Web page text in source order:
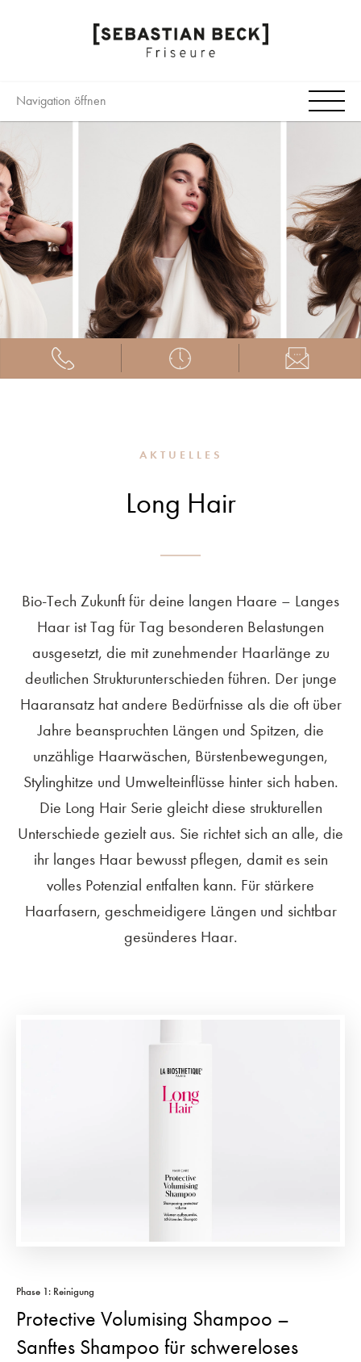
Navigation öffnen
AKTUELLES
Long Hair
Bio-Tech Zukunft für deine langen Haare – Langes
Haar ist Tag für Tag besonderen Belastungen
ausgesetzt, die mit zunehmender Haarlänge zu
deutlichen Strukturunterschieden führen. Der junge
Haaransatz hat andere Bedürfnisse als die oft über
Jahre beanspruchten Längen und Spitzen, die
unzählige Haarwäschen, Bürstenbewegungen,
Stylinghitze und Umwelteinflüsse hinter sich haben.
Die Long Hair Serie gleicht diese strukturellen
Unterschiede gezielt aus. Sie richtet sich an alle, die
ihr langes Haar bewusst pflegen, damit es sein
volles Potenzial entfalten kann. Für stärkere
Haarfasern, geschmeidigere Längen und sichtbar
gesünderes Haar.
Phase 1: Reinigung
Protective Volumising Shampoo –
Sanftes Shampoo für schwereloses